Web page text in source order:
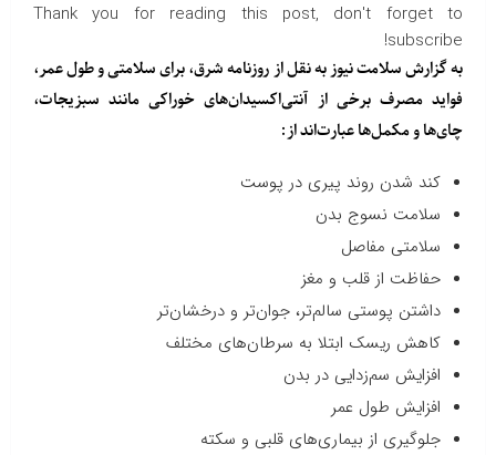
Thank you for reading this post, don't forget to
subscribe!
به گزارش سلامت نیوز به نقل از روزنامه شرق، برای سلامتی و طول عمر،
فواید مصرف برخی از آنتی‌اکسیدان‌های خوراکی مانند سبزیجات،
چای‌ها و مکمل‌ها عبارت‌اند از:
کند شدن روند پیری در پوست
سلامت نسوج بدن
سلامتی مفاصل
حفاظت از قلب و مغز
داشتن پوستی سالم‌تر، جوان‌تر و درخشان‌تر
کاهش ریسک ابتلا به سرطان‌های مختلف
افزایش سم‌زدایی در بدن
افزایش طول عمر
جلوگیری از بیماری‌های قلبی و سکته